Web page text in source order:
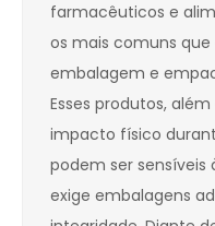
farmacêuticos e
os mais comuns
embalagem e
Esses produtos,
impacto físico
podem ser
exige embalagens